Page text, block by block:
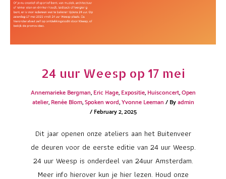
24 uur Weesp op 17 mei
Annemarieke Bergman, Eric Hage, Expositie, Huisconcert,Open
atelier, Renée Blom,Spoken word,Yvonne Leeman / Byadmin
/ February 2, 2025
Dit jaar openen onze ateliers aan het Buitenveer
de deuren voor de eerste editie van 24 uur Weesp.
24 uur Weesp is onderdeel van 24uur Amsterdam.
Meer info hierover kun je hier lezen. Houd onze